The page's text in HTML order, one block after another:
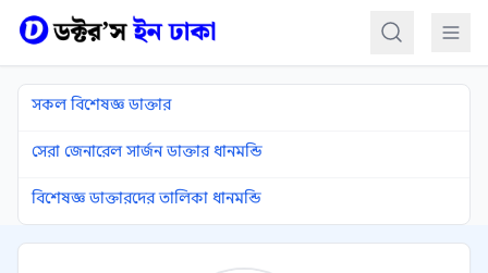
সকল বিশেষজ্ঞ ডাক্তার
সেরা জেনারেল সার্জন ডাক্তার ধানমন্ডি
বিশেষজ্ঞ ডাক্তারদের তালিকা ধানমন্ডি